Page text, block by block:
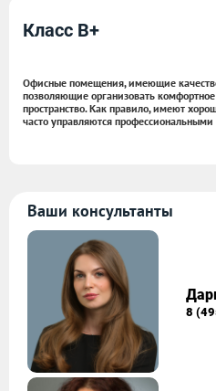
Класс B+
Офисные помещения, имеющие
позволяющие организовать
пространство. Как правило, имеют
часто управляются
Ваши консультанты
8